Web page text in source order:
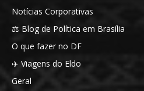
Notícias Corporativas
⚖️ Blog de Política em Brasília
O que fazer no DF
✈️ Viagens do Eldo
Geral